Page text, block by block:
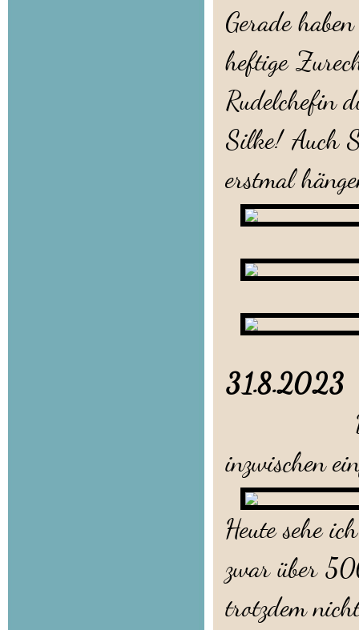
Gerade
heftige
Rudelchefin
Silke! Auch
erstmal
Das
inzwischen
Heute sehe
zwar über
trotzdem